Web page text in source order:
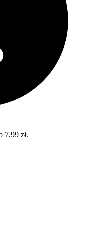
7,99 zł.